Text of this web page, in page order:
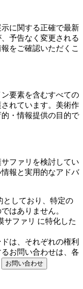
に関する正確で最新
予告なく変更される
をご確認いただくこ
要素を含むすべての
れています。美術作
・情報提供の目的で
ファリを検討してい
報と実用的なアドバ
としており、特定の
はありません。
サファリ に特化した
は、それぞれの権利
お問い合わせは、各
お問い合わせ